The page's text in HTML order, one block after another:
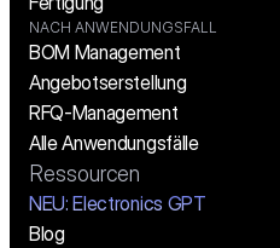
NACH ANWENDUNGSFALL
BOM Management
Angebotserstellung
RFQ-Management
Alle Anwendungsfälle
Ressourcen
NEU: Electronics GPT
Blog